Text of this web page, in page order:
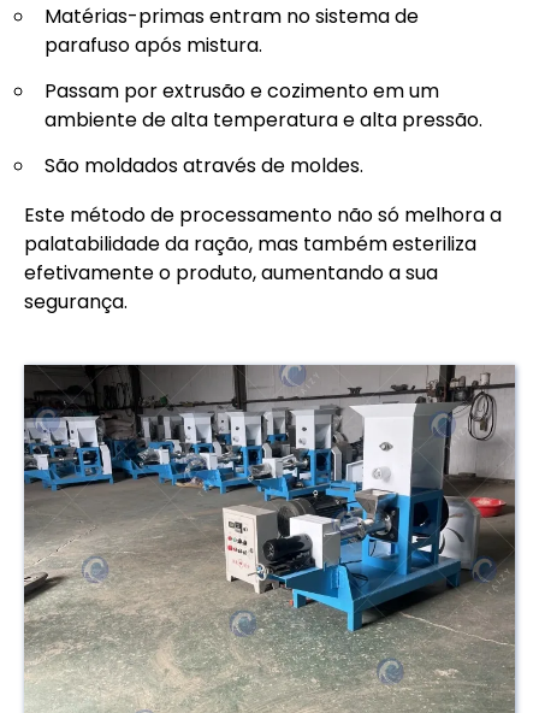
Matérias-primas entram no sistema de
parafuso após mistura.
Passam por extrusão e cozimento em um
ambiente de alta temperatura e alta pressão.
São moldados através de moldes.
Este método de processamento não só melhora a
palatabilidade da ração, mas também esteriliza
efetivamente o produto, aumentando a sua
segurança.